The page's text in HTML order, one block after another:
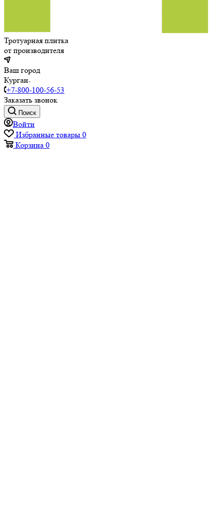
Тротуарная плитка
от производителя
Ваш город
Курган
+7-800-100-56-53
Заказать звонок
Поиск
Войти
Избранные товары 0
Корзина 0